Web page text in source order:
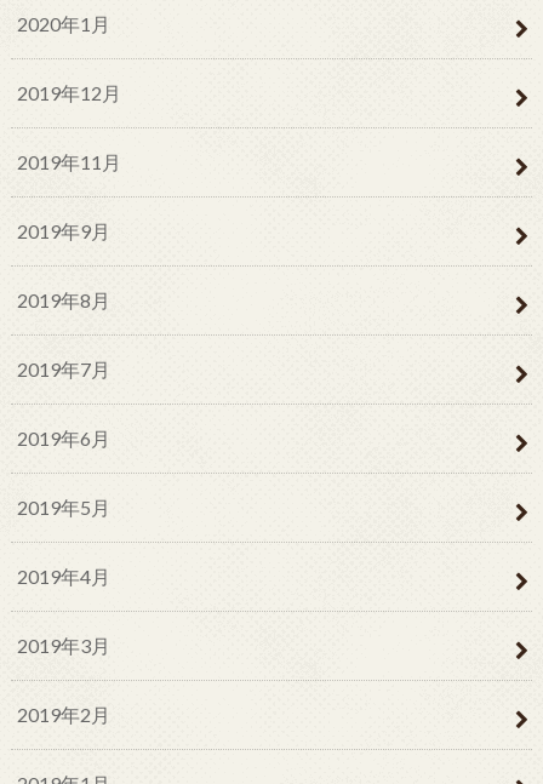
2020年1月
2019年12月
2019年11月
2019年9月
2019年8月
2019年7月
2019年6月
2019年5月
2019年4月
2019年3月
2019年2月